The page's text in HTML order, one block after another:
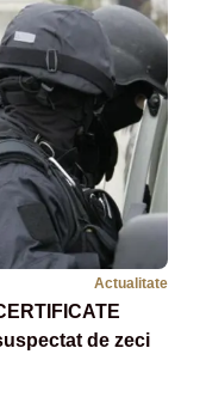
Actualitate
de zeci